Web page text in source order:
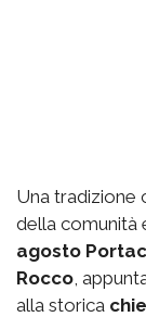
Una tradizione
della comunità
agosto
Rocco ,
alla storica